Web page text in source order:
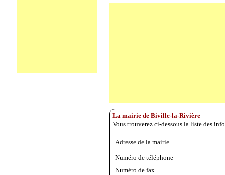
La mairie de Biville-la-Rivière
Vous trouverez ci-dessous la liste des
Adresse de la mairie
Numéro de téléphone
Numéro de fax